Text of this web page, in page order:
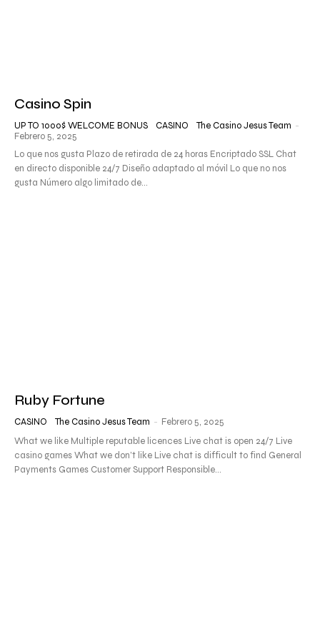
Casino Spin
UP TO 1000$ WELCOME BONUS CASINO The Casino Jesus Team -
Febrero 5, 2025
Lo que nos gusta Plazo de retirada de 24 horas Encriptado SSL Chat
en directo disponible 24/7 Diseño adaptado al móvil Lo que no nos
gusta Número algo limitado de...
Ruby Fortune
CASINO The Casino Jesus Team - Febrero 5, 2025
What we like Multiple reputable licences Live chat is open 24/7 Live
casino games What we don’t like Live chat is difficult to find General
Payments Games Customer Support Responsible...